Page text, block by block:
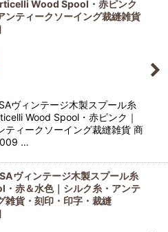
Wood Spool・赤ピンク
ンティークソーイング裁縫雑貨
ヴィンテージ木製スプール糸
Wood Spool・赤ピンク｜
ティークソーイング裁縫雑貨 商
009 …
ヴィンテージ木製スプール糸
赤＆水色｜シルク糸・アンテ
雑貨・刻印・印字・裁縫